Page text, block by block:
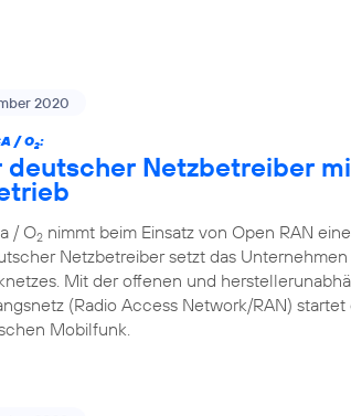
2020
/ O2:
deutscher Netzbetreiber
/ O2 nimmt beim Einsatz von Open RAN
Netzbetreiber setzt das
Mit der offenen und
(Radio Access Network/RAN)
Mobilfunk.